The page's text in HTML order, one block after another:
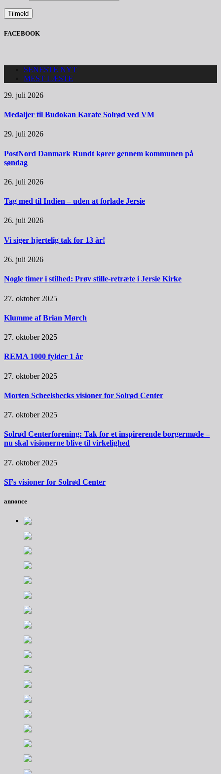
FACEBOOK
SENESTE NYT
MEST LÆSTE
29. juli 2026
Medaljer til Budokan Karate Solrød ved VM
29. juli 2026
PostNord Danmark Rundt kører gennem kommunen på
søndag
26. juli 2026
Tag med til Indien – uden at forlade Jersie
26. juli 2026
Vi siger hjertelig tak for 13 år!
26. juli 2026
Nogle timer i stilhed: Prøv stille-retræte i Jersie Kirke
27. oktober 2025
Klumme af Brian Mørch
27. oktober 2025
REMA 1000 fylder 1 år
27. oktober 2025
Morten Scheelsbecks visioner for Solrød Center
27. oktober 2025
Solrød Centerforening: Tak for et inspirerende borgermøde –
nu skal visionerne blive til virkelighed
27. oktober 2025
SFs visioner for Solrød Center
annonce